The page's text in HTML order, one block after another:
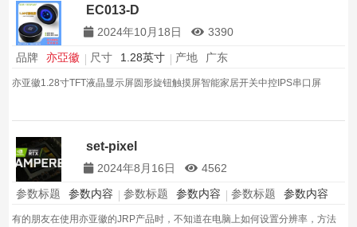
EC013-D
2024年10月18日 3390
品牌 亦亞徽 尺寸 1.28英寸 产地 广东
亦亚徽1.28寸TFT液晶显示屏圆形旋钮触摸屏智能家居开关中控IPS串口屏
set-pixel
2024年8月16日 4562
参数标题 参数内容 参数标题 参数内容 参数标题 参数内容
有的朋友在使用亦亚徽的JRP产品时，不知道在电脑上如何设置分辨率，方法